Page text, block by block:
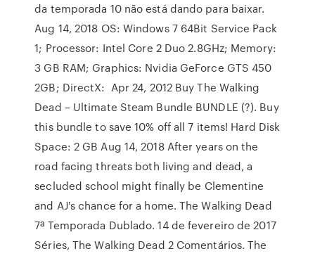
da temporada 10 não está dando para baixar.
Aug 14, 2018 OS: Windows 7 64Bit Service Pack
1; Processor: Intel Core 2 Duo 2.8GHz; Memory:
3 GB RAM; Graphics: Nvidia GeForce GTS 450
2GB; DirectX: Apr 24, 2012 Buy The Walking
Dead – Ultimate Steam Bundle BUNDLE (?). Buy
this bundle to save 10% off all 7 items! Hard Disk
Space: 2 GB Aug 14, 2018 After years on the
road facing threats both living and dead, a
secluded school might finally be Clementine
and AJ's chance for a home. The Walking Dead
7ª Temporada Dublado. 14 de fevereiro de 2017
Séries, The Walking Dead 2 Comentários. The